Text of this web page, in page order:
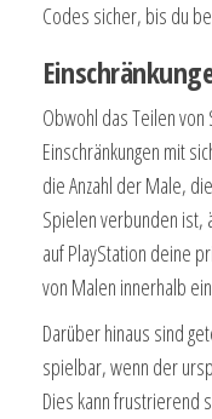
Codes sicher, bis du
Obwohl das Teilen
Einschränkungen mit
die Anzahl der Male,
Spielen verbunden ist,
auf PlayStation deine
von Malen innerhalb
Darüber hinaus sind
spielbar, wenn der
Dies kann frustrierend